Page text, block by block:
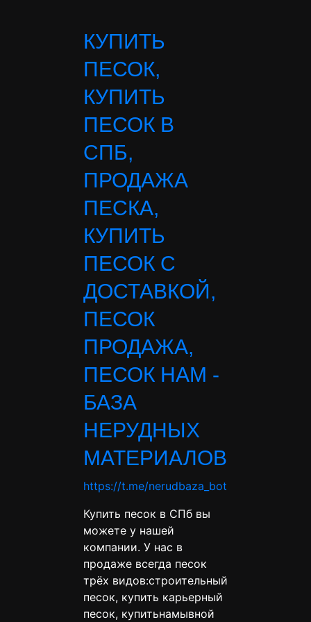
КУПИТЬ
ПЕСОК,
КУПИТЬ
ПЕСОК В
СПБ,
ПРОДАЖА
ПЕСКА,
КУПИТЬ
ПЕСОК С
ДОСТАВКОЙ,
ПЕСОК
ПРОДАЖА,
ПЕСОК НАМ -
БАЗА
НЕРУДНЫХ
МАТЕРИАЛОВ
https://t.me/nerudbaza_bot
Купить песок в СПб вы
можете у нашей
компании. У нас в
продаже всегда песок
трёх видов:строительный
песок, купить карьерный
песок, купитьнамывной